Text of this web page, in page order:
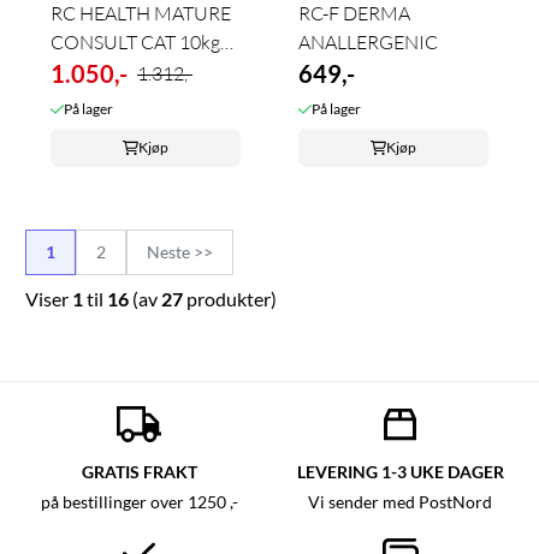
RC HEALTH MATURE
CONSULT CAT 10kg
(utgående ...
1.050,- 1.312,-
På lager
Kjøp
RC-F DERMA
ANALLERGENIC
649,-
På lager
Kjøp
1 2 Neste >>
Viser 1til 16 (av 27 produkter)
GRATIS FRAKT
på bestillinger over 1250 ,-
LEVERING 1-3 UKE DAGER
Vi sender med PostNord